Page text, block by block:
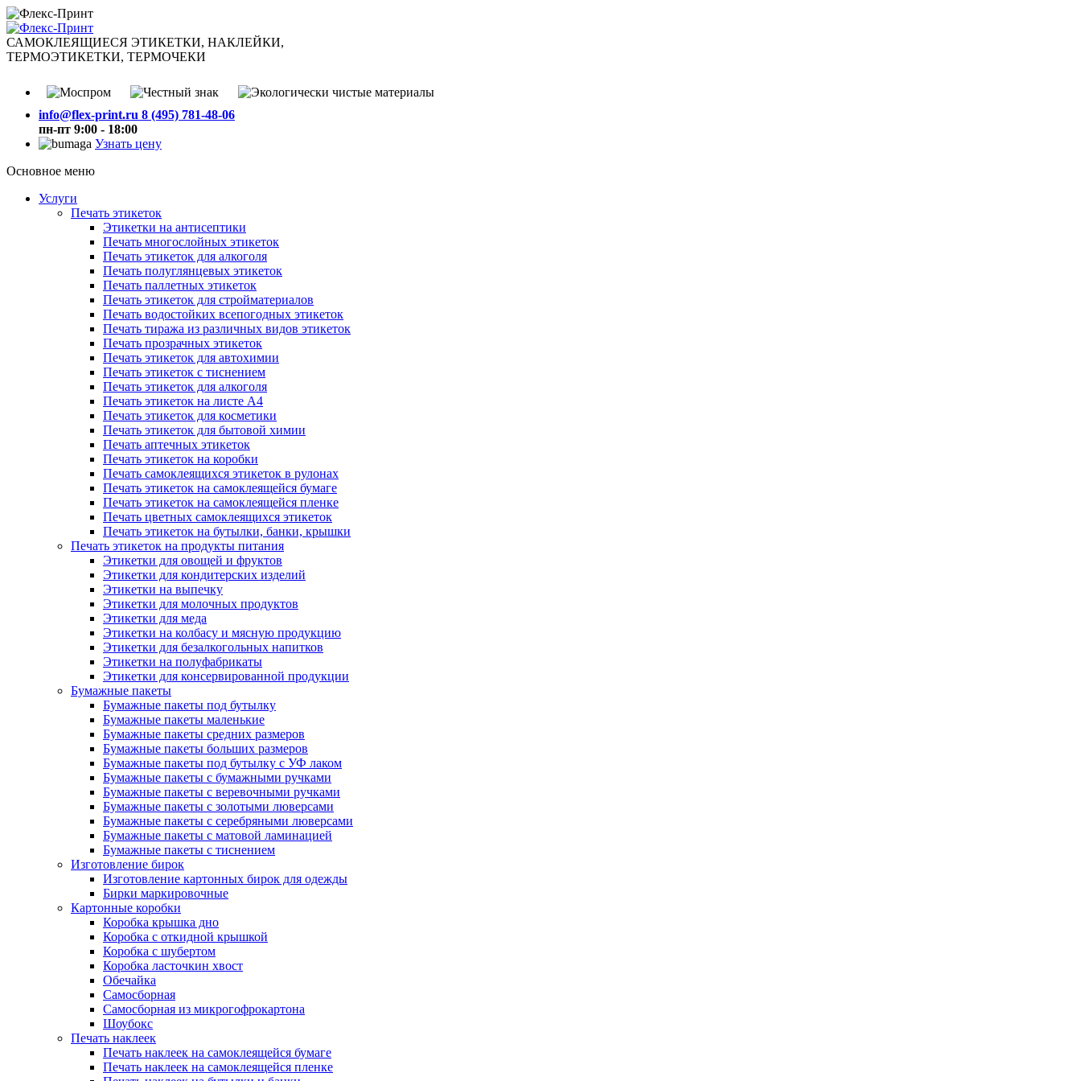
САМОКЛЕЯЩИЕСЯ ЭТИКЕТКИ, НАКЛЕЙКИ,
ТЕРМОЭТИКЕТКИ, ТЕРМОЧЕКИ
info@flex-print.ru 8 (495) 781-48-06
пн-пт 9:00 - 18:00
Узнать цену
Основное меню
Услуги
Печать этикеток
Этикетки на антисептики
Печать многослойных этикеток
Печать этикеток для алкоголя
Печать полуглянцевых этикеток
Печать паллетных этикеток
Печать этикеток для стройматериалов
Печать водостойких всепогодных этикеток
Печать тиража из различных видов этикеток
Печать прозрачных этикеток
Печать этикеток для автохимии
Печать этикеток с тиснением
Печать этикеток для алкоголя
Печать этикеток на листе А4
Печать этикеток для косметики
Печать этикеток для бытовой химии
Печать аптечных этикеток
Печать этикеток на коробки
Печать самоклеящихся этикеток в рулонах
Печать этикеток на самоклеящейся бумаге
Печать этикеток на самоклеящейся пленке
Печать цветных самоклеящихся этикеток
Печать этикеток на бутылки, банки, крышки
Печать этикеток на продукты питания
Этикетки для овощей и фруктов
Этикетки для кондитерских изделий
Этикетки на выпечку
Этикетки для молочных продуктов
Этикетки для меда
Этикетки на колбасу и мясную продукцию
Этикетки для безалкогольных напитков
Этикетки на полуфабрикаты
Этикетки для консервированной продукции
Бумажные пакеты
Бумажные пакеты под бутылку
Бумажные пакеты маленькие
Бумажные пакеты средних размеров
Бумажные пакеты больших размеров
Бумажные пакеты под бутылку с УФ лаком
Бумажные пакеты с бумажными ручками
Бумажные пакеты с веревочными ручками
Бумажные пакеты с золотыми люверсами
Бумажные пакеты с серебряными люверсами
Бумажные пакеты с матовой ламинацией
Бумажные пакеты с тиснением
Изготовление бирок
Изготовление картонных бирок для одежды
Бирки маркировочные
Картонные коробки
Коробка крышка дно
Коробка с откидной крышкой
Коробка с шубертом
Коробка ласточкин хвост
Обечайка
Самосборная
Самосборная из микрогофрокартона
Шоубокс
Печать наклеек
Печать наклеек на самоклеящейся бумаге
Печать наклеек на самоклеящейся пленке